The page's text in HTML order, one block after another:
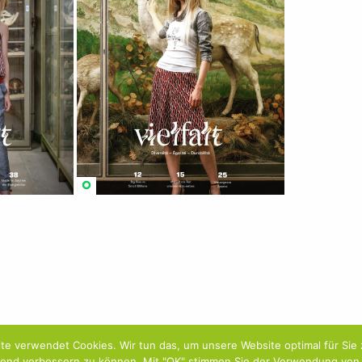
verwendet Cookies. Wir tun das, um unsere Website optimal für Sie